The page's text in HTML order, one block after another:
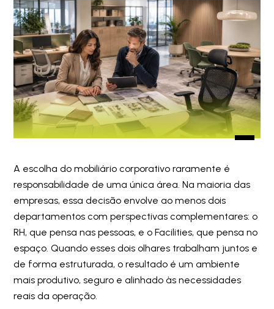
A escolha do mobiliário corporativo raramente é
responsabilidade de uma única área. Na maioria das
empresas, essa decisão envolve ao menos dois
departamentos com perspectivas complementares: o
RH, que pensa nas pessoas, e o Facilities, que pensa no
espaço. Quando esses dois olhares trabalham juntos e
de forma estruturada, o resultado é um ambiente
mais produtivo, seguro e alinhado às necessidades
reais da operação.